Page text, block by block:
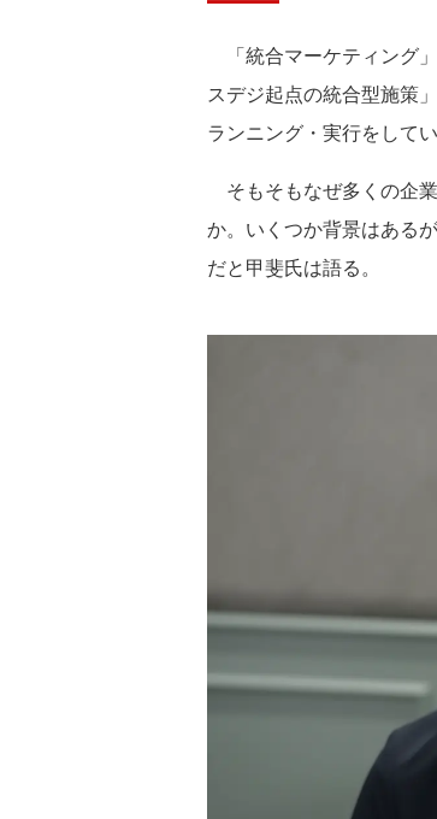
「統合マーケティング
スデジ起点の統合型施策
ランニング・実行をして
そもそもなぜ多くの企
か。いくつか背景はある
だと甲斐氏は語る。